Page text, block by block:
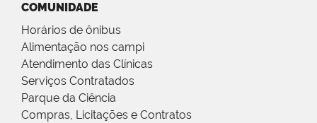
COMUNIDADE
Horários de ônibus
Alimentação nos campi
Atendimento das Clínicas
Serviços Contratados
Parque da Ciência
Compras, Licitações e Contratos